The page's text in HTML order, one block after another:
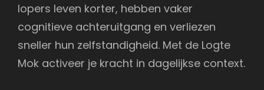
lopers leven korter, hebben vaker
cognitieve achteruitgang en verliezen
sneller hun zelfstandigheid. Met de Logte
Mok activeer je kracht in dagelijkse context.